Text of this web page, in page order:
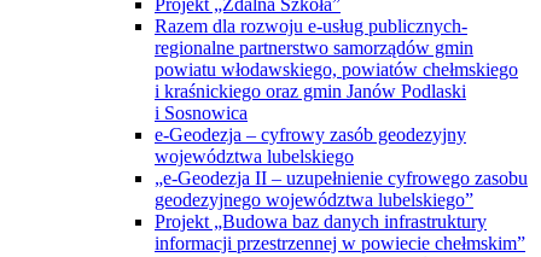
Projekt „Zdalna Szkoła”
Razem dla rozwoju e-usług publicznych-
regionalne partnerstwo samorządów gmin
powiatu włodawskiego, powiatów chełmskiego
i kraśnickiego oraz gmin Janów Podlaski
i Sosnowica
e-Geodezja – cyfrowy zasób geodezyjny
województwa lubelskiego
„e-Geodezja II – uzupełnienie cyfrowego zasobu
geodezyjnego województwa lubelskiego”
Projekt „Budowa baz danych infrastruktury
informacji przestrzennej w powiecie chełmskim”